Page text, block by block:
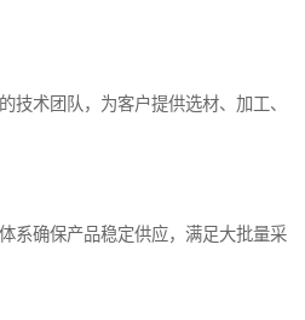
技术团队，为客户提供选材、加工、
系确保产品稳定供应，满足大批量采